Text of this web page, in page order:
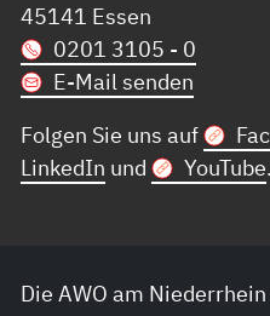
45141 Essen
0201 3105 - 0
E-Mail senden
Folgen Sie uns auf
LinkedIn und YouTube.
Die AWO am